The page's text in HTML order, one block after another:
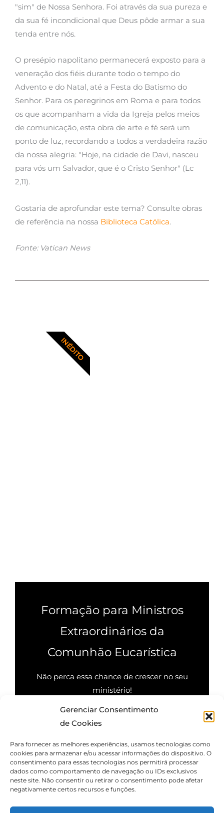
Gerenciar Consentimento
de Cookies
Para fornecer as melhores experiências, usamos tecnologias como
cookies para armazenar e/ou acessar informações do dispositivo. O
consentimento para essas tecnologias nos permitirá processar
dados como comportamento de navegação ou IDs exclusivos
neste site. Não consentir ou retirar o consentimento pode afetar
negativamente certos recursos e funções.
"sim" de Nossa Senhora. Foi através da sua pureza e
da sua fé incondicional que Deus pôde armar a sua
tenda entre nós.
O presépio napolitano permanecerá exposto para a
veneração dos fiéis durante todo o tempo do
Advento e do Natal, até a Festa do Batismo do
Senhor. Para os peregrinos em Roma e para todos
os que acompanham a vida da Igreja pelos meios
de comunicação, esta obra de arte e fé será um
ponto de luz, recordando a todos a verdadeira razão
da nossa alegria: "Hoje, na cidade de Davi, nasceu
para vós um Salvador, que é o Cristo Senhor" (Lc
2,11).
Gostaria de aprofundar este tema? Consulte obras
de referência na nossa Biblioteca Católica.
Fonte: Vatican News
Formação para Ministros
Extraordinários da
Comunhão Eucarística
Não perca essa chance de crescer no seu
ministério!
INÉDITO